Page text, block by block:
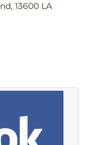
13600 LA